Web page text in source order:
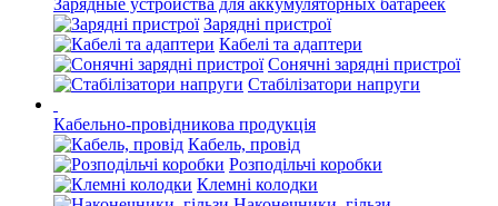
Зарядные устройства для аккумуляторных батареек
Зарядні пристрої
Кабелі та адаптери
Сонячні зарядні пристрої
Стабілізатори напруги
Кабельно-провідникова продукція
Кабель, провід
Розподільчі коробки
Клемні колодки